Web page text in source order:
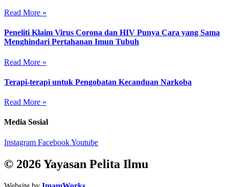
Read More »
Peneliti Klaim Virus Corona dan HIV Punya Cara yang Sama
Menghindari Pertahanan Imun Tubuh
Read More »
Terapi-terapi untuk Pengobatan Kecanduan Narkoba
Read More »
Media Sosial
Instagram FacebookYoutube
© 2026 Yayasan Pelita Ilmu